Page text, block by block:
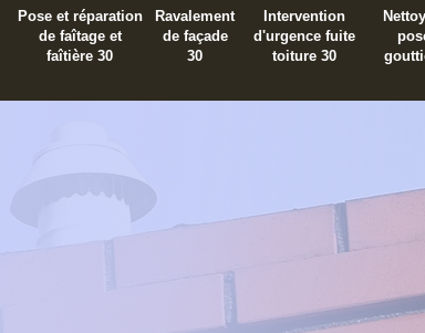
Pose et réparation
de faîtage et
faîtière 30
Ravalement
de façade
30
Intervention
d'urgence fuite
toiture 30